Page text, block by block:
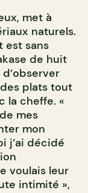
met à
naturels.
est sans
de huit
plats tout
la cheffe. «
mes
mon
j’ai décidé
voulais leur
intimité »,